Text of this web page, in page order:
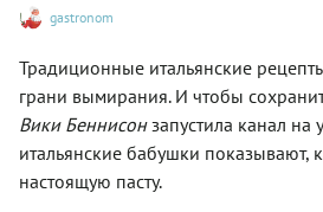
gastronom
Традиционные итальянские
грани вымирания. И чтобы
Вики Беннисонзапустила канал на
итальянские бабушки показывают,
настоящую пасту.